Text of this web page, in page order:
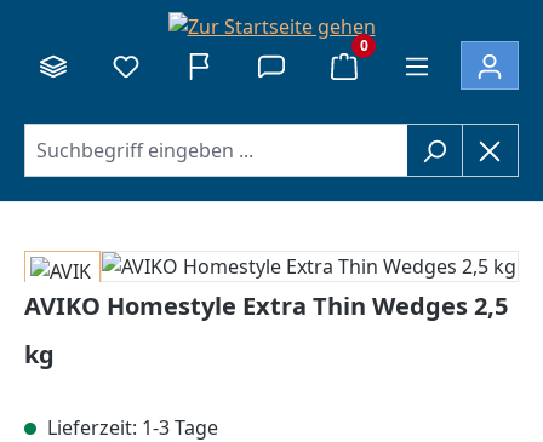
0
Bildergalerie überspringen
AVIKO Homestyle Extra Thin Wedges 2,5
kg
Lieferzeit: 1-3 Tage